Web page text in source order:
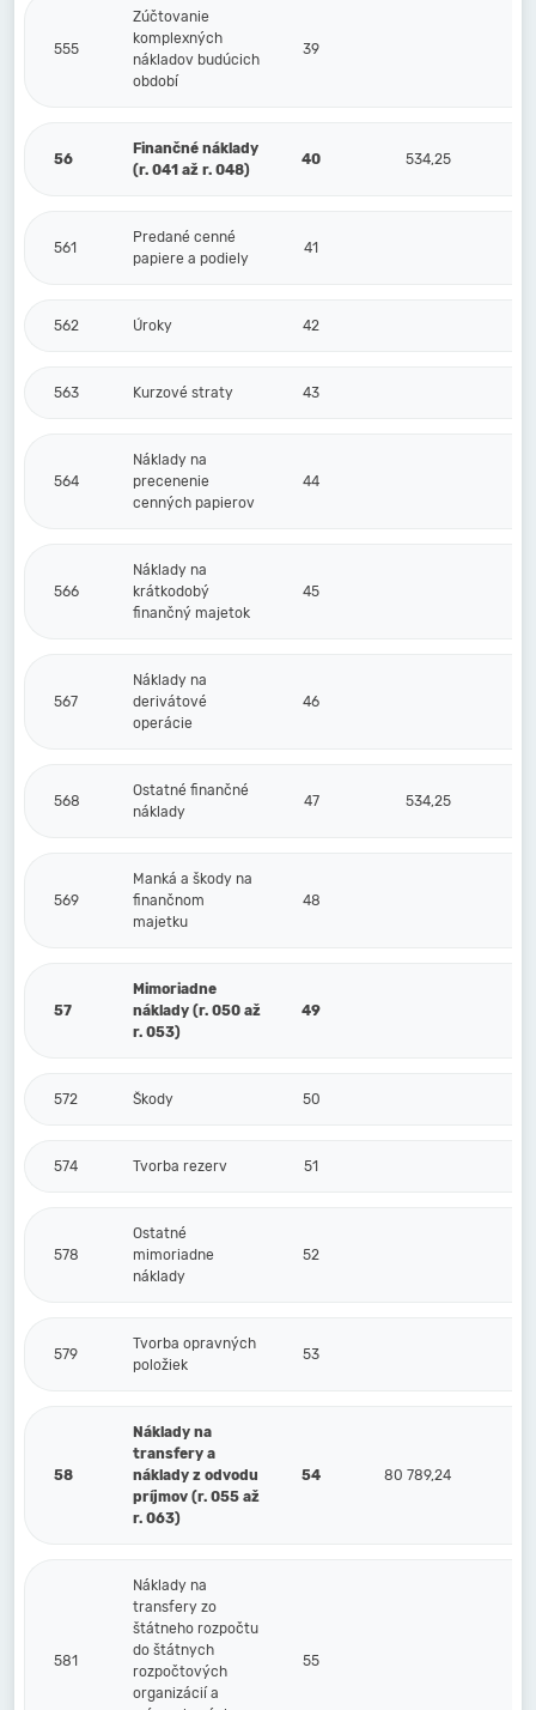
555
Zúčtovanie
komplexných
nákladov budúcich
období
39
56
Finančné náklady
(r. 041 až r. 048)
40 534,25
561
Predané cenné
papiere a podiely
41
562 Úroky 42
563 Kurzové straty 43
564
Náklady na
precenenie
cenných papierov
44
566
Náklady na
krátkodobý
finančný majetok
45
567
Náklady na
derivátové
operácie
46
568
Ostatné finančné
náklady
47 534,25
569
Manká a škody na
finančnom
majetku
48
57
Mimoriadne
náklady (r. 050 až
r. 053)
49
572 Škody 50
574 Tvorba rezerv 51
578
Ostatné
mimoriadne
náklady
52
579
Tvorba opravných
položiek
53
58
Náklady na
transfery a
náklady z odvodu
príjmov (r. 055 až
r. 063)
54 80 789,24
581
Náklady na
transfery zo
štátneho rozpočtu
do štátnych
rozpočtových
organizácií a
55